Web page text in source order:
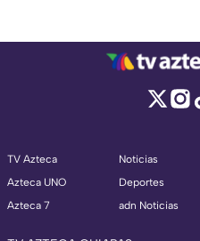
TV Azteca
Azteca UNO
Azteca 7
Noticias
Deportes
adn Noticias